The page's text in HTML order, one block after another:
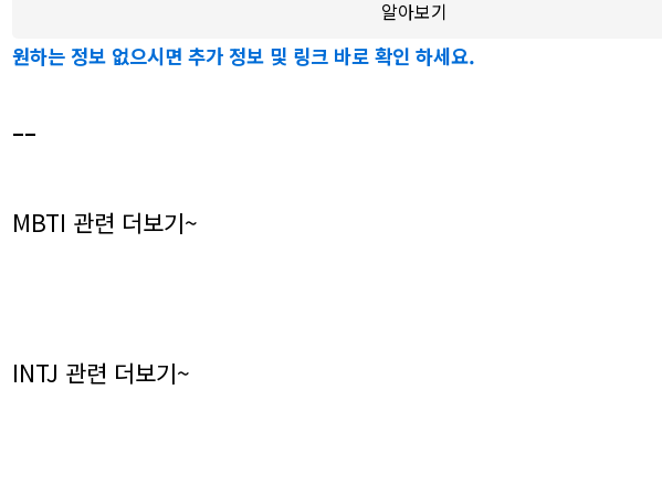
알아보기
원하는 정보 없으시면 추가 정보 및 링크 바로 확인 하세요.
MBTI 관련 더보기~
INTJ 관련 더보기~